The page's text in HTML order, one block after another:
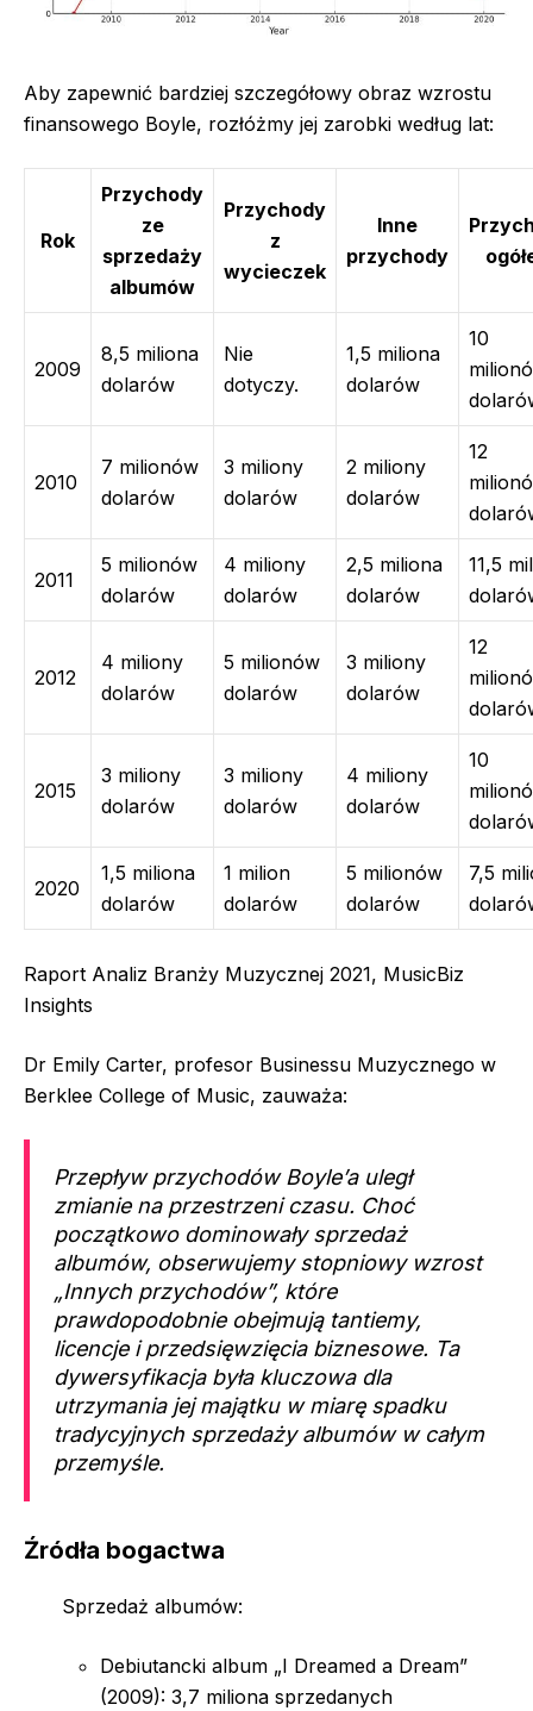
Aby zapewnić bardziej szczegółowy obraz wzrostu
finansowego Boyle, rozłóżmy jej zarobki według lat:
Rok
Przychody
ze
sprzedaży
albumów
Przychody
z
wycieczek
Inne
przychody
2009
8,5 miliona
dolarów
Nie
dotyczy.
1,5 miliona
dolarów
10
2010
7 milionów
dolarów
3 miliony
dolarów
2 miliony
dolarów
12
2011
5 milionów
dolarów
4 miliony
dolarów
2,5 miliona
dolarów
11,5
2012
4 miliony
dolarów
5 milionów
dolarów
3 miliony
dolarów
12
2015
3 miliony
dolarów
3 miliony
dolarów
4 miliony
dolarów
10
2020
1,5 miliona
dolarów
1 milion
dolarów
5 milionów
dolarów
7,5
Raport Analiz Branży Muzycznej 2021, MusicBiz
Insights
Dr Emily Carter, profesor Businessu Muzycznego w
Berklee College of Music, zauważa:
Przepływ przychodów Boyle’a uległ
zmianie na przestrzeni czasu. Choć
początkowo dominowały sprzedaż
albumów, obserwujemy stopniowy wzrost
„Innych przychodów”, które
prawdopodobnie obejmują tantiemy,
licencje i przedsięwzięcia biznesowe. Ta
dywersyfikacja była kluczowa dla
utrzymania jej majątku w miarę spadku
tradycyjnych sprzedaży albumów w całym
przemyśle.
Źródła bogactwa
Sprzedaż albumów:
Debiutancki album „I Dreamed a Dream”
(2009): 3,7 miliona sprzedanych